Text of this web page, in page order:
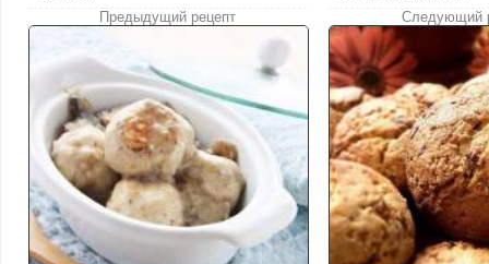
Предыдущий рецепт
Следующий